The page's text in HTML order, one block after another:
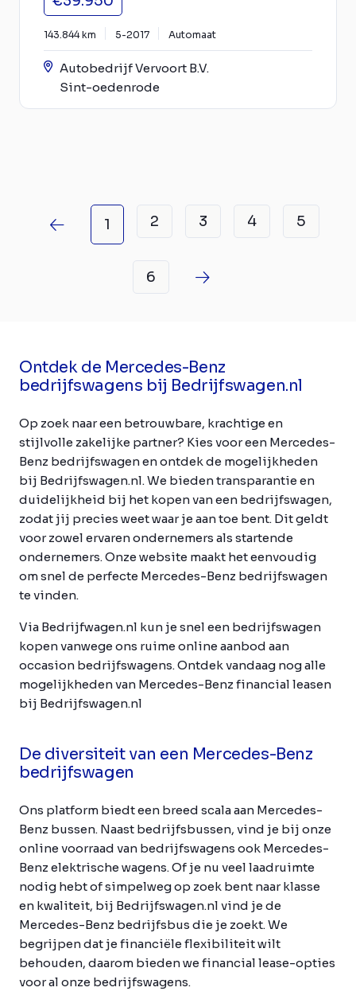
143.844 km 5-2017 Automaat
Autobedrijf Vervoort B.V.
Sint-oedenrode
1 2 3 4 5
6
Ontdek de Mercedes-Benz
bedrijfswagens bij Bedrijfswagen.nl
Op zoek naar een betrouwbare, krachtige en
stijlvolle zakelijke partner? Kies voor een Mercedes-
Benz bedrijfswagen en ontdek de mogelijkheden
bij Bedrijfswagen.nl. We bieden transparantie en
duidelijkheid bij het kopen van een bedrijfswagen,
zodat jij precies weet waar je aan toe bent. Dit geldt
voor zowel ervaren ondernemers als startende
ondernemers. Onze website maakt het eenvoudig
om snel de perfecte Mercedes-Benz bedrijfswagen
te vinden.
Via Bedrijfwagen.nl kun je snel een bedrijfswagen
kopen vanwege ons ruime online aanbod aan
occasion bedrijfswagens. Ontdek vandaag nog alle
mogelijkheden van Mercedes-Benz financial leasen
bij Bedrijfswagen.nl
De diversiteit van een Mercedes-Benz
bedrijfswagen
Ons platform biedt een breed scala aan Mercedes-
Benz bussen. Naast bedrijfsbussen, vind je bij onze
online voorraad van bedrijfswagens ook Mercedes-
Benz elektrische wagens. Of je nu veel laadruimte
nodig hebt of simpelweg op zoek bent naar klasse
en kwaliteit, bij Bedrijfswagen.nl vind je de
Mercedes-Benz bedrijfsbus die je zoekt. We
begrijpen dat je financiële flexibiliteit wilt
behouden, daarom bieden we financial lease-opties
voor al onze bedrijfswagens.